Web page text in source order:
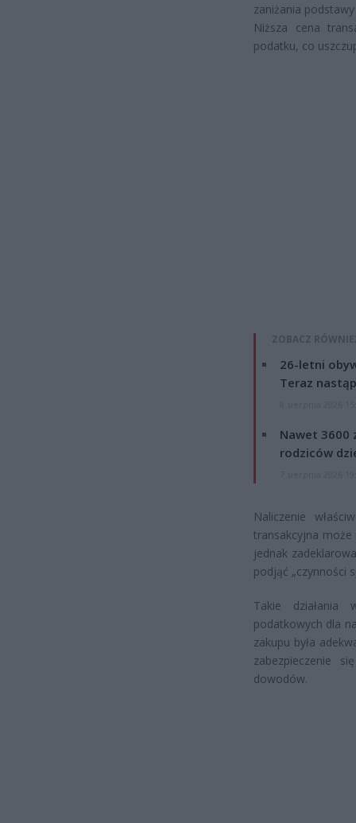
zaniżania
Niższa cena
podatku, co
ZOBACZ
26-letni
Teraz
Nawet 3600
rodziców
Naliczenie
transakcyjna może
jednak
podjąć „czynności
Takie działania
podatkowych dla
zakupu była
zabezpieczenie
dowodów.